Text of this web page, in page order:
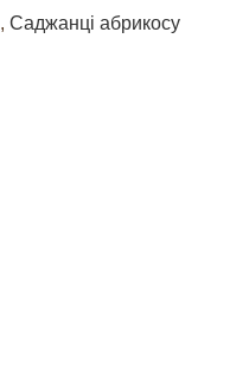
, Саджанці абрикосу